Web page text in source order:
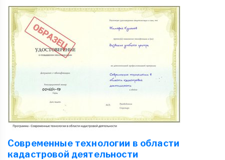
Современные технологии в области
кадастровой деятельности